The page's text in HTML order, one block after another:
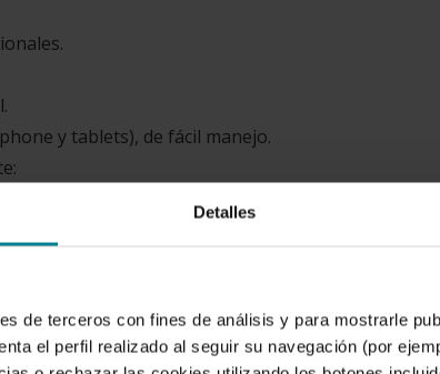
Detalles
de terceros con fines de análisis y para mostrarle
el perfil realizado al seguir su navegación (por
y tablets), de fácil manejo.
cliente, dentro de la tienda.
la venta.